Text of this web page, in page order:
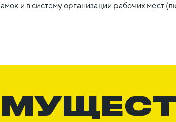
и в систему организации рабочих мест